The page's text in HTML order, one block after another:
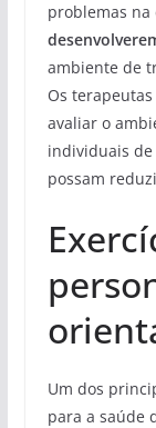
problemas na
ambiente de
Os
avaliar o
individuais de
possam
Um dos
para a saúde